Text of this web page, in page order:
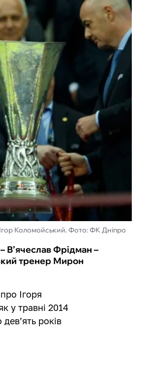
Ігор Коломойський. Фото: ФК Дніпро
В’ячеслав Фрідман –
тренер Мирон
Ігоря
у травні 2014
років